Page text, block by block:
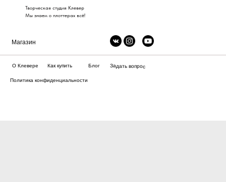
Магазин
О Клевере Блог
Политика конфиденциальности
Творческая студия Клевер
Мы знаем о плоттерах всё!
Задать вопрос
Как купить